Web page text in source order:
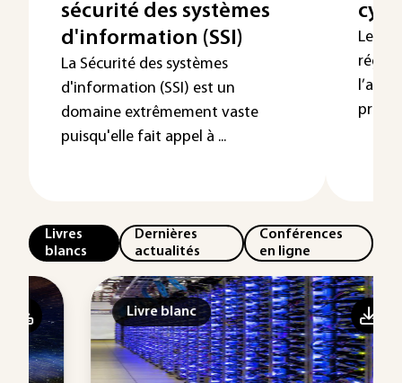
sécurité des systèmes
d'information (SSI)
La Sécurité des systèmes
d'information (SSI) est un
domaine extrêmement vaste
puisqu'elle fait appel à ...
Les
Livres
blancs
Dernières
actualités
Conférences
en ligne
Livre blanc